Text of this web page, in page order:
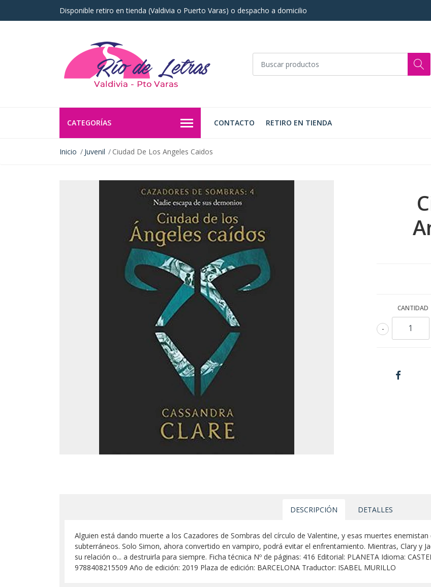
Disponible retiro en tienda (Valdivia o Puerto Varas) o despacho a domicilio
CATEGORÍAS CONTACTO RETIRO EN TIENDA
Inicio Juvenil Ciudad De Los Angeles Caidos
CANTIDAD
-
DESCRIPCIÓN DETALLES
Alguien está dando muerte a los Cazadores de Sombras del círculo de Valentine, y esas muertes
subterráneos. Solo Simon, ahora convertido en vampiro, podrá evitar el enfrentamiento. Mientras, Clary y
su relación o... a destruirla para siempre. Ficha técnica Nº de páginas: 416 Editorial: PLANETA Idioma:
9788408215509 Año de edición: 2019 Plaza de edición: BARCELONA Traductor: ISABEL MURILLO